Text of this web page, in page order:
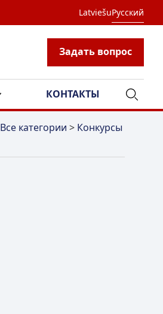
LatviešuРусский
Задать вопрос
КОНТАКТЫ
Все категории > Конкурсы